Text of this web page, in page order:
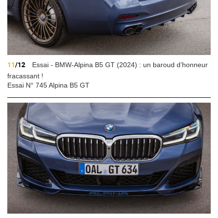
11/12
Essai - BMW-Alpina B5 GT (2024) : un baroud d’honneur
fracassant !
Essai N° 745 Alpina B5 GT